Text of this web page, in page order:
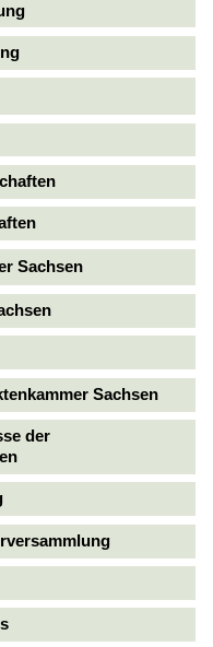
Sachsen
Sachsen
der